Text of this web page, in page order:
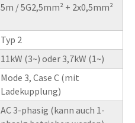
5m / 5G2,5mm² + 2x0,5mm²
Typ 2
11kW (3~) oder 3,7kW (1~)
Mode 3, Case C (mit
Ladekupplung)
AC 3-phasig (kann auch 1-